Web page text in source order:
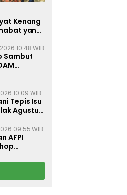
Kenang
yang
10:48 WIB
Sambut
10:09 WIB
Tepis Isu
Agustus
09:55 WIB
AFPI
dan